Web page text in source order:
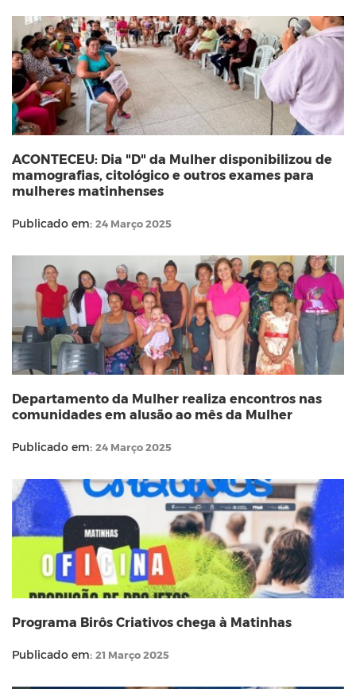
ACONTECEU: Dia "D" da Mulher disponibilizou de
mamografias, citológico e outros exames para
mulheres matinhenses
Publicado em: 24 Março 2025
Departamento da Mulher realiza encontros nas
comunidades em alusão ao mês da Mulher
Publicado em: 24 Março 2025
Programa Birôs Criativos chega à Matinhas
Publicado em: 21 Março 2025